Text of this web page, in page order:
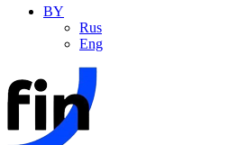
BY
Rus
Eng